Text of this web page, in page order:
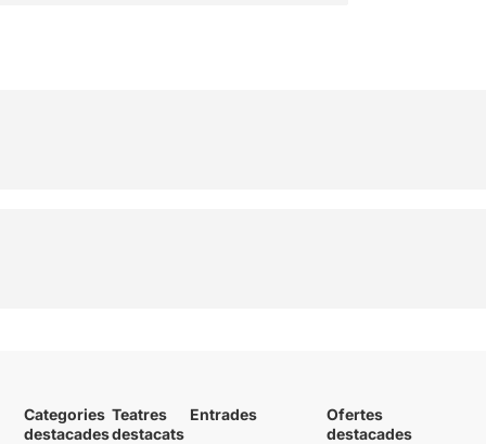
Categories
destacades
Teatres
destacats
Entrades
Ofertes
destacades